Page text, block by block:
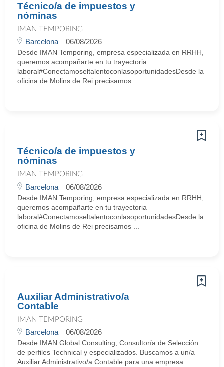
Técnico/a de impuestos y
nóminas
IMAN TEMPORING
Barcelona 06/08/2026
Desde IMAN Temporing, empresa especializada en RRHH,
queremos acompañarte en tu trayectoria
laboral#ConectamoseltalentoconlasoportunidadesDesde la
oficina de Molins de Rei precisamos ...
Técnico/a de impuestos y
nóminas
IMAN TEMPORING
Barcelona 06/08/2026
Desde IMAN Temporing, empresa especializada en RRHH,
queremos acompañarte en tu trayectoria
laboral#ConectamoseltalentoconlasoportunidadesDesde la
oficina de Molins de Rei precisamos ...
Auxiliar Administrativo/a
Contable
IMAN TEMPORING
Barcelona 06/08/2026
Desde IMAN Global Consulting, Consultoría de Selección
de perfiles Technical y especializados. Buscamos a un/a
Auxiliar Administrativo/a Contable para una empresa